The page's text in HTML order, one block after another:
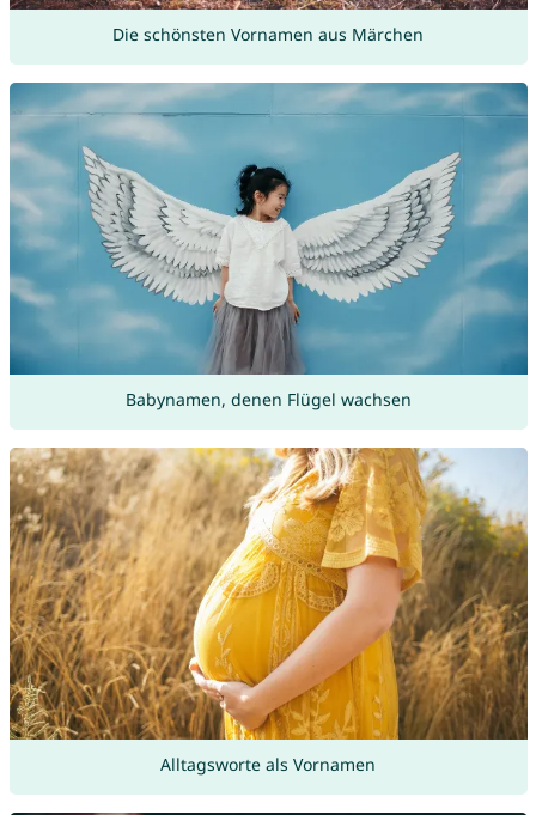
Die schönsten Vornamen aus Märchen
Babynamen, denen Flügel wachsen
Alltagsworte als Vornamen